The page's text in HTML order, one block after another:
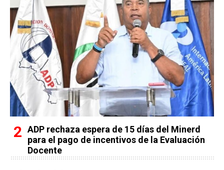
ADP rechaza espera de 15 días del Minerd
para el pago de incentivos de la Evaluación
Docente